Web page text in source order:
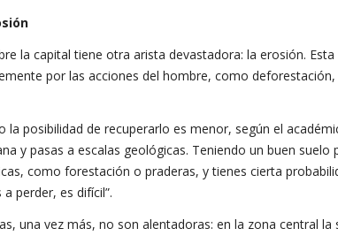
la capital tiene otra arista devastadora: la erosión.
por las acciones del hombre, como
la posibilidad de recuperarlo es menor, según el
y pasas a escalas geológicas. Teniendo un buen
como forestación o praderas, y tienes cierta
perder, es difícil”.
una vez más, no son alentadoras: en la zona central